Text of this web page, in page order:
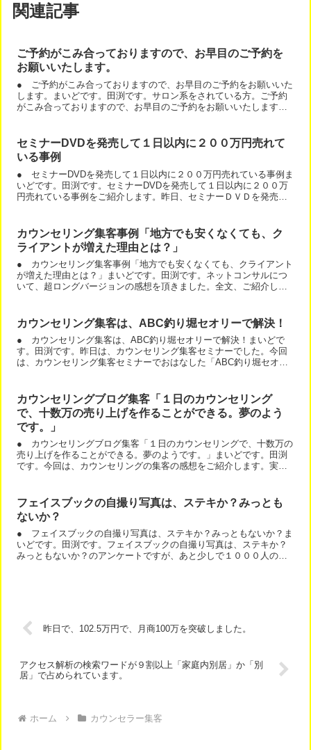
関連記事
ご予約がこみ合っておりますので、お早目のご予約を
お願いいたします。
● ご予約がこみ合っておりますので、お早目のご予約をお願いいた
します。まいどです。田渕です。サロン系をされている方。ご予約
がこみ合っておりますので、お早目のご予約をお願いいたします。
セミナーDVDを発売して１日以内に２００万円売れて
いる事例
● セミナーDVDを発売して１日以内に２００万円売れている事例ま
いどです。田渕です。セミナーDVDを発売して１日以内に２００万
円売れている事例をご紹介します。昨日、セミナーＤＶＤを発売さ
カウンセリング集客事例「地方でも安くなくても、ク
ライアントが増えた理由とは？」
● カウンセリング集客事例「地方でも安くなくても、クライアント
が増えた理由とは？」まいどです。田渕です。ネットコンサルにつ
いて、超ロングバージョンの感想を頂きました。全文、ご紹介しま
カウンセリング集客は、ABC釣り堀セオリーで解決！
● カウンセリング集客は、ABC釣り堀セオリーで解決！まいどで
す。田渕です。昨日は、カウンセリング集客セミナーでした。今回
は、カウンセリング集客セミナーでおはなした「ABC釣り堀セオリ
カウンセリングブログ集客「１日のカウンセリング
で、十数万の売り上げを作ることができる。夢のよう
です。」
● カウンセリングブログ集客「１日のカウンセリングで、十数万の
売り上げを作ることができる。夢のようです。」まいどです。田渕
です。今回は、カウンセリングの集客の感想をご紹介します。実
フェイスブックの自撮り写真は、ステキか？みっとも
ないか？
● フェイスブックの自撮り写真は、ステキか？みっともないか？ま
いどです。田渕です。フェイスブックの自撮り写真は、ステキか？
みっともないか？のアンケートですが、あと少しで１０００人の方
昨日で、102.5万円で、月商100万を突破しました。
アクセス解析の検索ワードが９割以上「家庭内別居」か「別
居」で占められています。
ホーム カウンセラー集客